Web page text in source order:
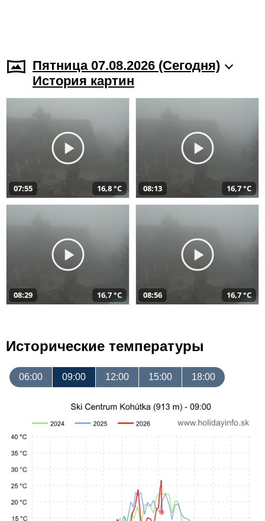
Пятница 07.08.2026 (Cегодня)
История картин
07:55 16,8 °C 08:13 16,7 °C
08:29 16,7 °C 08:56 16,7 °C
Исторические температуры
06:00 09:00 12:00 15:00 18:00